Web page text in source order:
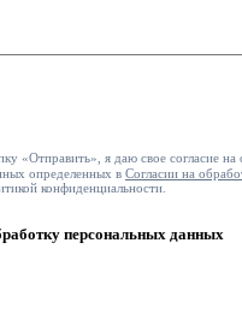
«Отправить», я даю свое согласие на
определенных в Согласии на
конфиденциальности.
персональных данных